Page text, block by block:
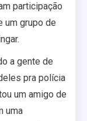
participação
um grupo de
a gente de
pra polícia
um amigo de
uma